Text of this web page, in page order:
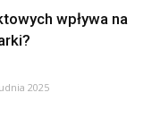
wpływa na
2025